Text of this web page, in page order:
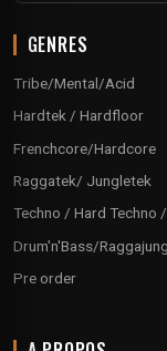
GENRES
Tribe/Mental/Acid
Hardtek / Hardfloor
Frenchcore/Hardcore
Raggatek/ Jungletek
Techno / Hard Techno
Drum'n'Bass/
Pre order